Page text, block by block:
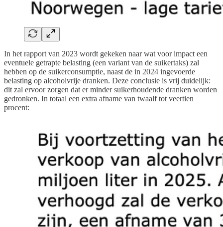
In het rapport van 2023 wordt gekeken naar wat voor impact een
eventuele getrapte belasting (een variant van de suikertaks) zal
hebben op de suikerconsumptie, naast de in 2024 ingevoerde
belasting op alcoholvrije dranken. Deze conclusie is vrij duidelijk:
dit zal ervoor zorgen dat er minder suikerhoudende dranken worden
gedronken. In totaal een extra afname van twaalf tot veertien
procent: